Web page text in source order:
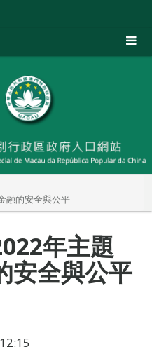
融的安全與公平
年主題
安全與公平